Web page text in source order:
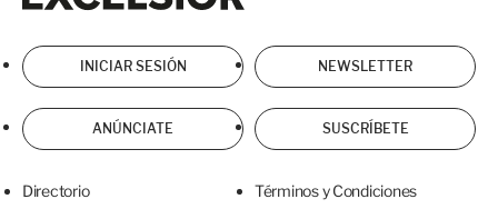
INICIAR SESIÓN NEWSLETTER
ANÚNCIATE SUSCRÍBETE
Directorio Términos y Condiciones